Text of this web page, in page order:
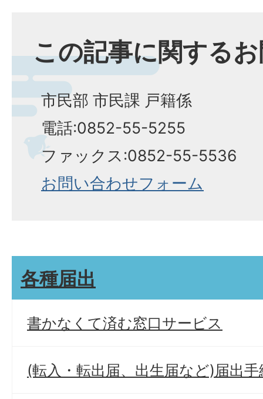
この記事に関する
市民部 市民課 戸籍係
電話:0852-55-5255
ファックス:0852-55-5536
お問い合わせフォーム
各種届出
書かなくて済む窓口サービス
(転入・転出届、出生届など)届出手